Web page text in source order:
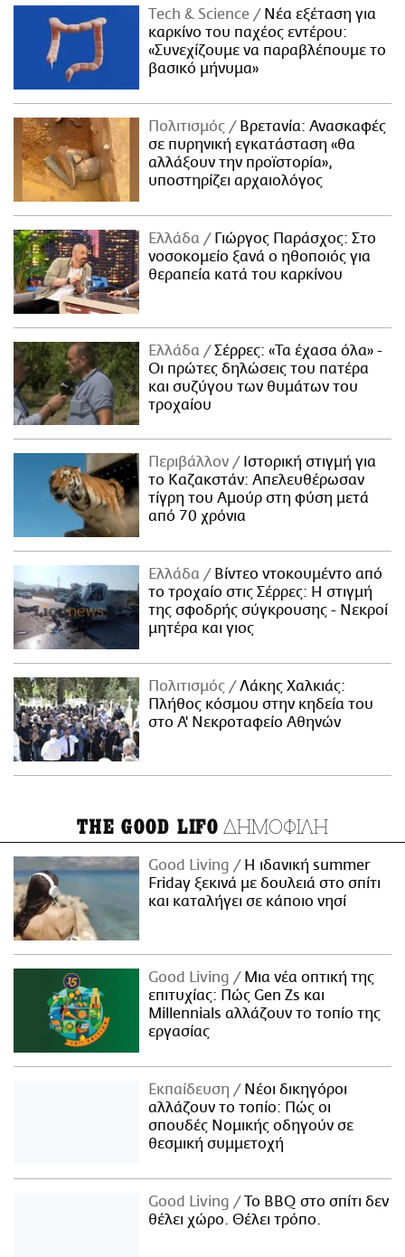
Τech & Science
Νέα εξέταση για
καρκίνο του παχέος εντέρου:
«Συνεχίζουμε να παραβλέπουμε το
βασικό μήνυμα»
Πολιτισμός
Βρετανία: Ανασκαφές
σε πυρηνική εγκατάσταση «θα
αλλάξουν την προϊστορία»,
υποστηρίζει αρχαιολόγος
Ελλάδα
Γιώργος Παράσχος: Στο
νοσοκομείο ξανά ο ηθοποιός για
θεραπεία κατά του καρκίνου
Ελλάδα
Σέρρες: «Τα έχασα όλα» -
Οι πρώτες δηλώσεις του πατέρα
και συζύγου των θυμάτων του
τροχαίου
Περιβάλλον
Ιστορική στιγμή για
το Καζακστάν: Απελευθέρωσαν
τίγρη του Αμούρ στη φύση μετά
από 70 χρόνια
Ελλάδα
Βίντεο ντοκουμέντο από
το τροχαίο στις Σέρρες: Η στιγμή
της σφοδρής σύγκρουσης - Νεκροί
μητέρα και γιος
Πολιτισμός
Λάκης Χαλκιάς:
Πλήθος κόσμου στην κηδεία του
στο Α' Νεκροταφείο Αθηνών
THE GOOD LIFO ΔΗΜΟΦΙΛΗ
Good Living
Η ιδανική summer
Friday ξεκινά με δουλειά στο σπίτι
και καταλήγει σε κάποιο νησί
Good Living
Μια νέα οπτική της
επιτυχίας: Πώς Gen Zs και
Millennials αλλάζουν το τοπίο της
εργασίας
Εκπαίδευση
Νέοι δικηγόροι
αλλάζουν το τοπίο: Πώς οι
σπουδές Νομικής οδηγούν σε
θεσμική συμμετοχή
Good Living
Το BBQ στο σπίτι δεν
θέλει χώρο. Θέλει τρόπο.